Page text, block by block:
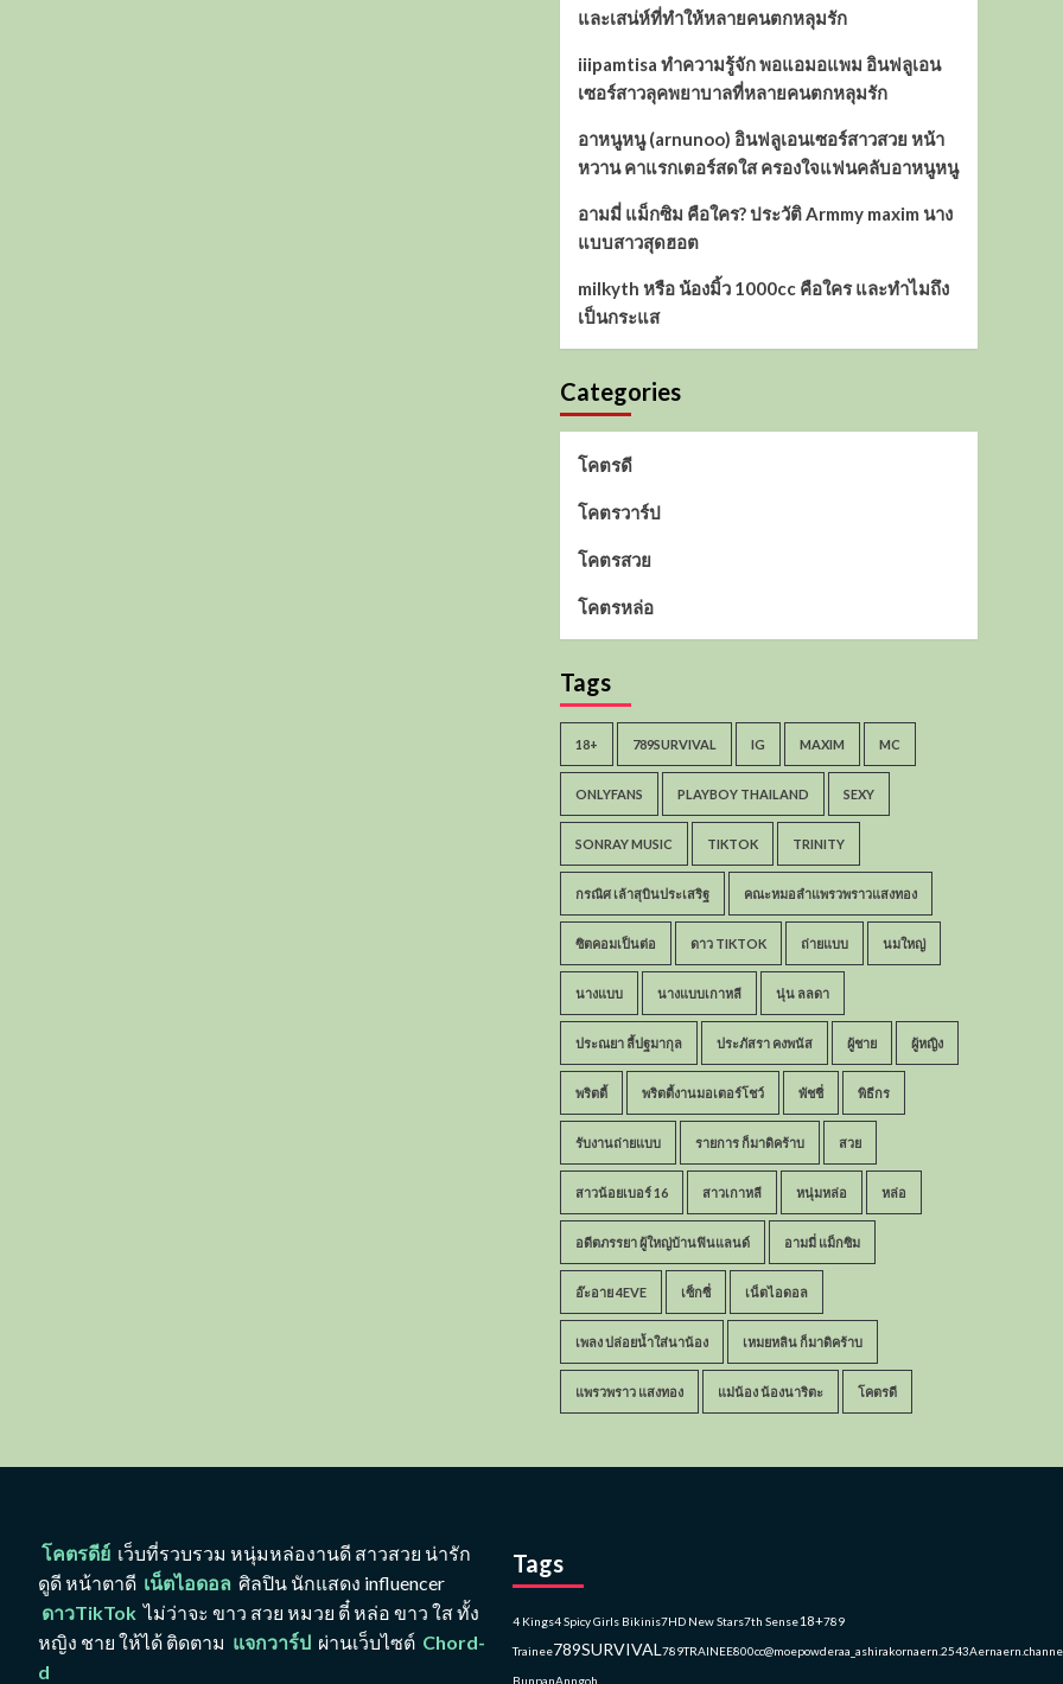
และเสน่ห์ที่ทำให้หลายคนตกหลุมรัก
iiipamtisa ทำความรู้จัก พอแอมอแพม อินฟลูเอน
เซอร์สาวลุคพยาบาลที่หลายคนตกหลุมรัก
อาหนูหนู (arnunoo) อินฟลูเอนเซอร์สาวสวย หน้า
หวาน คาแรกเตอร์สดใส ครองใจแฟนคลับอาหนูหนู
อามมี่ แม็กซิม คือใคร? ประวัติ Armmy maxim นาง
แบบสาวสุดฮอต
milkyth หรือ น้องมิ้ว 1000cc คือใคร และทำไมถึง
เป็นกระแส
Categories
โคตรดี
โคตรวาร์ป
โคตรสวย
โคตรหล่อ
Tags
18+ 789SURVIVAL IG MAXIM MC
ONLYFANS PLAYBOY THAILAND SEXY
SONRAY MUSIC TIKTOK TRINITY
กรณิศ เล้าสุบินประเสริฐ คณะหมอลำแพรวพราวแสงทอง
ซิตคอมเป็นต่อ ดาว TIKTOK ถ่ายแบบ นมใหญ่
นางแบบ นางแบบเกาหลี นุ่น ลลดา
ประณยา ลี้ปฐมากุล ประภัสรา คงพนัส ผู้ชาย ผู้หญิง
พริตตี้ พริตตี้งานมอเตอร์โชว์ พัชชี่ พิธีกร
รับงานถ่ายแบบ รายการ ก็มาดิคร้าบ สวย
สาวน้อยเบอร์ 16 สาวเกาหลี หนุ่มหล่อ หล่อ
อดีตภรรยา ผู้ใหญ่บ้านฟินแลนด์ อามมี่ แม็กซิม
อ๊ะอาย 4EVE เซ็กซี่ เน็ตไอดอล
เพลง ปล่อยน้ำใส่นาน้อง เหมยหลิน ก็มาดิคร้าบ
แพรวพราว แสงทอง แม่น้อง น้องนาริตะ โคตรดี
โคตรดีย์ เว็บที่รวบรวม หนุ่มหล่องานดี สาวสวย น่ารัก
ดูดี หน้าตาดี เน็ตไอดอล ศิลปิน นักแสดง influencer
ดาวTikTok ไม่ว่าจะ ขาว สวย หมวย ตี๋ หล่อ ขาว ใส ทั้ง
หญิง ชาย ให้ได้ ติดตาม แจกวาร์ป ผ่านเว็บไซต์ Chord-
d
Tags
4 Kings4 Spicy Girls Bikinis7HD New Stars7th Sense18+789
Trainee789SURVIVAL789TRAINEE800cc@moepowderaa_ashirakornaern.2543
BunpanAnngoh